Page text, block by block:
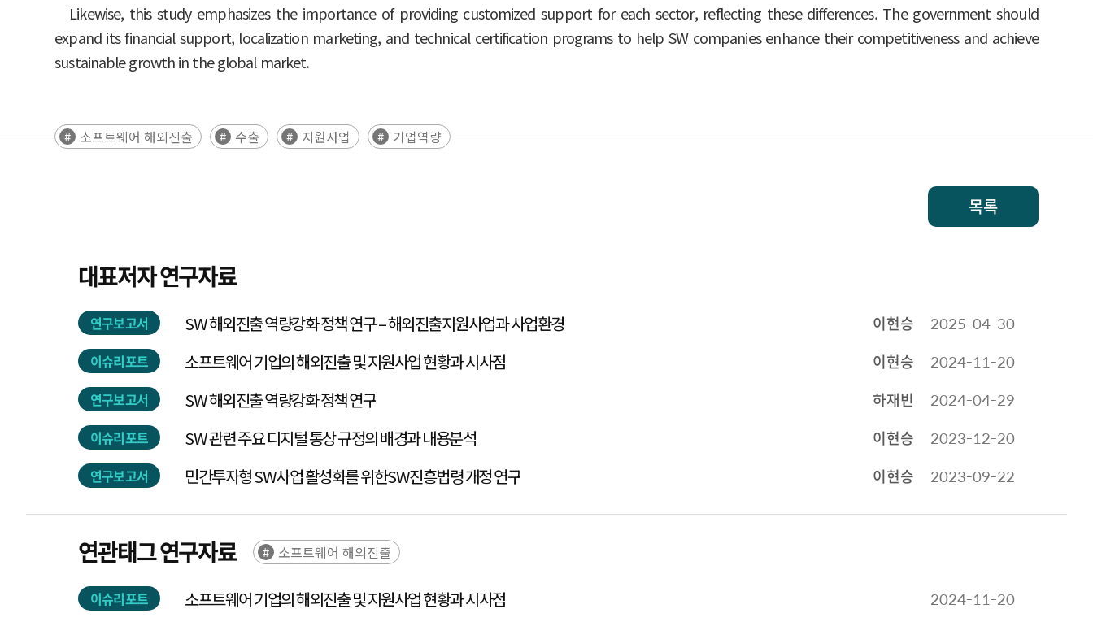
Likewise, this study emphasizes the importance of providing customized support for each sector, reflecting these differences. The government should
expand its financial support, localization marketing, and technical certification programs to help SW companies enhance their competitiveness and achieve
sustainable growth in the global market.
소프트웨어 해외진출 수출 지원사업 기업역량
목록
대표저자 연구자료
연구보고서 SW 해외진출 역량강화 정책 연구 – 해외진출지원사업과 사업환경 이현승 2025-04-30
이슈리포트 소프트웨어 기업의 해외진출 및 지원사업 현황과 시사점 이현승 2024-11-20
연구보고서 SW 해외진출 역량강화 정책 연구 하재빈 2024-04-29
이슈리포트 SW 관련 주요 디지털 통상 규정의 배경과 내용분석 이현승 2023-12-20
연구보고서 민간투자형 SW사업 활성화를 위한SW진흥법령 개정 연구 이현승 2023-09-22
연관태그 연구자료 소프트웨어 해외진출
이슈리포트 소프트웨어 기업의 해외진출 및 지원사업 현황과 시사점 2024-11-20